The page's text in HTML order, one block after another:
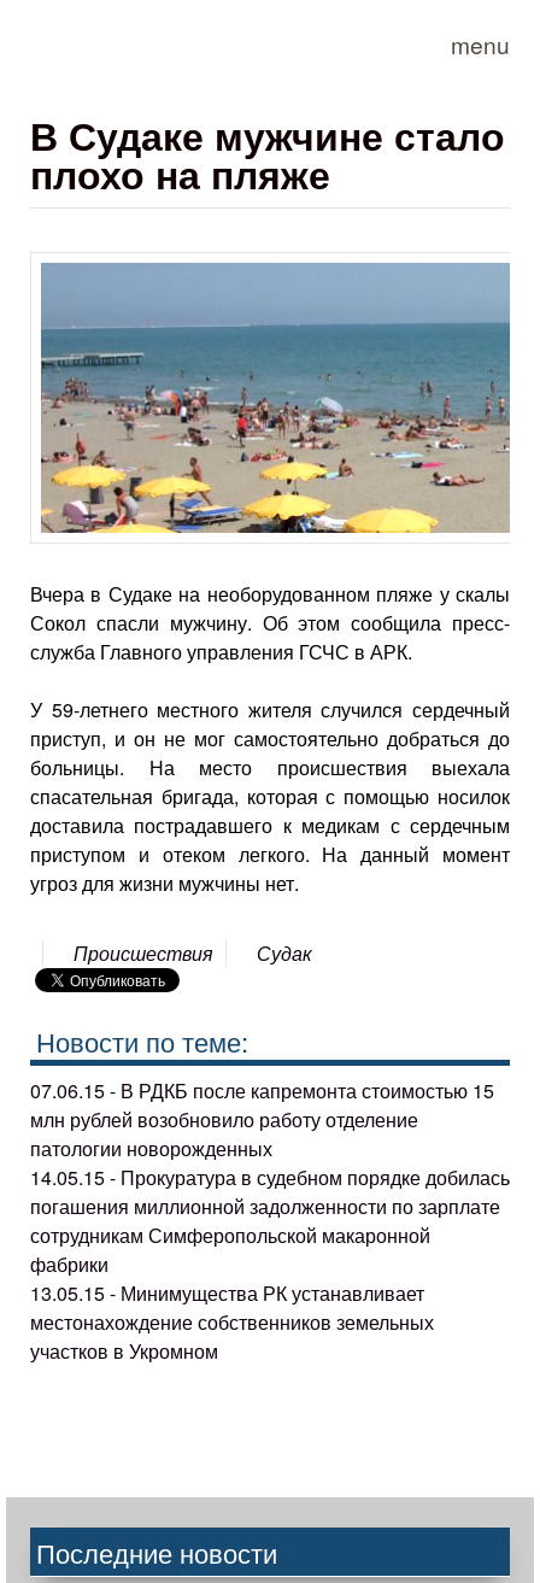
menu
В Судаке мужчине стало
плохо на пляже
Вчера в Судаке на необорудованном пляже у скалы
Сокол спасли мужчину. Об этом сообщила пресс-
служба Главного управления ГСЧС в АРК.
У 59-летнего местного жителя случился сердечный
приступ, и он не мог самостоятельно добраться до
больницы. На место происшествия выехала
спасательная бригада, которая с помощью носилок
доставила пострадавшего к медикам с сердечным
приступом и отеком легкого. На данный момент
угроз для жизни мужчины нет.
Происшествия Судак
Новости по теме:
07.06.15 - В РДКБ после капремонта стоимостью 15
млн рублей возобновило работу отделение
патологии новорожденных
14.05.15 - Прокуратура в судебном порядке добилась
погашения миллионной задолженности по зарплате
сотрудникам Симферопольской макаронной
фабрики
13.05.15 - Минимущества РК устанавливает
местонахождение собственников земельных
участков в Укромном
Последние новости